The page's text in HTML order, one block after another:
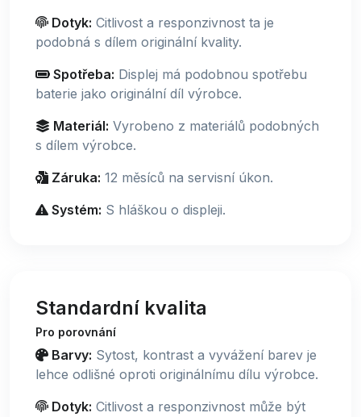
Dotyk: Citlivost a responzivnost ta je
podobná s dílem originální kvality.
Spotřeba: Displej má podobnou spotřebu
baterie jako originální díl výrobce.
Materiál: Vyrobeno z materiálů podobných
s dílem výrobce.
Záruka: 12 měsíců na servisní úkon.
Systém: S hláškou o displeji.
Standardní kvalita
Pro porovnání
Barvy: Sytost, kontrast a vyvážení barev je
lehce odlišné oproti originálnímu dílu výrobce.
Dotyk: Citlivost a responzivnost může být